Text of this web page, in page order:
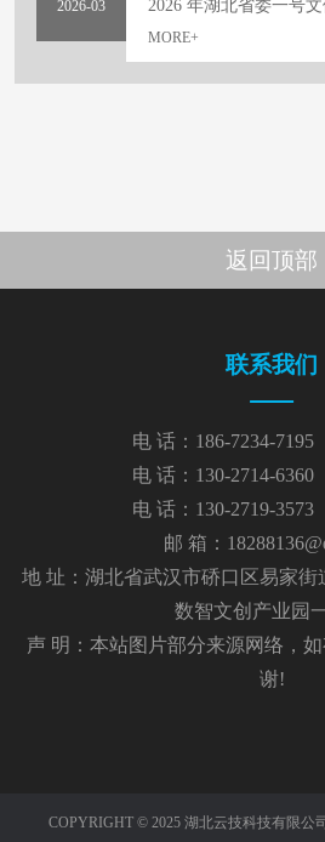
2026-03
MORE+
返回顶部
联系我们
电 话：186-7234-7195
电 话：130-2714-6360
电 话：130-2719-3573
邮 箱：
地 址：湖北省武汉市硚口区易家街
数智文创产业园
声 明：本站图片部分来源网络，
谢!
COPYRIGHT © 2025 湖北云技科技有限公